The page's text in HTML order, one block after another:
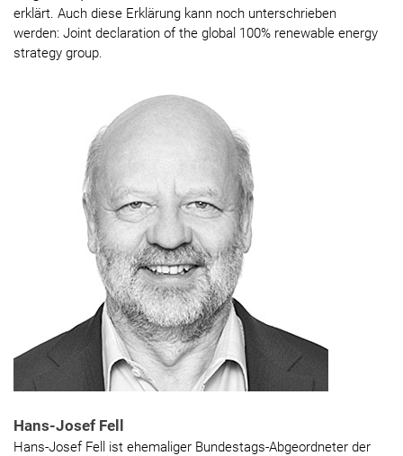
erklärt. Auch diese Erklärung kann noch unterschrieben
werden: Joint declaration of the global 100% renewable energy
strategy group.
Hans-Josef Fell
Hans-Josef Fell ist ehemaliger Bundestags-Abgeordneter der